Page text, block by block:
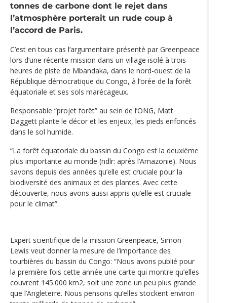
tonnes de carbone dont le rejet dans
l’atmosphère porterait un rude coup à
l’accord de Paris.
C’est en tous cas l’argumentaire présenté par Greenpeace
lors d’une récente mission dans un village isolé à trois
heures de piste de Mbandaka, dans le nord-ouest de la
République démocratique du Congo, à l’orée de la forêt
équatoriale et ses sols marécageux.
Responsable “projet forêt” au sein de l’ONG, Matt
Daggett plante le décor et les enjeux, les pieds enfoncés
dans le sol humide.
“La forêt équatoriale du bassin du Congo est la deuxième
plus importante au monde (ndlr: après l’Amazonie). Nous
savons depuis des années qu’elle est cruciale pour la
biodiversité des animaux et des plantes. Avec cette
découverte, nous avons aussi appris qu’elle est cruciale
pour le climat”.
Expert scientifique de la mission Greenpeace, Simon
Lewis veut donner la mesure de l’importance des
tourbières du bassin du Congo: “Nous avons publié pour
la première fois cette année une carte qui montre qu’elles
couvrent 145.000 km2, soit une zone un peu plus grande
que l’Angleterre. Nous pensons qu’elles stockent environ